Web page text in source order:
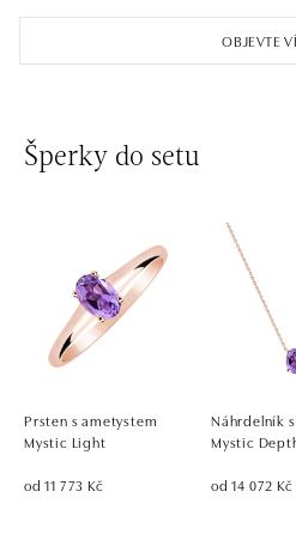
OBJEVTE
Šperky do setu
Prsten s ametystem
Mystic Light
od 11 773 Kč
Náhrdelník
Mystic
od 14 072 Kč